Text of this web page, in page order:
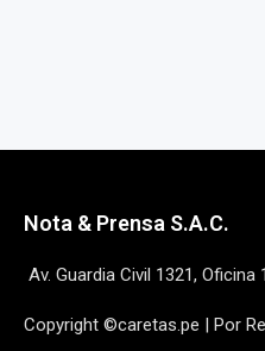
Nota & Prensa S.A.C.
Av. Guardia Civil 1321,
Copyright ©caretas.pe | Por